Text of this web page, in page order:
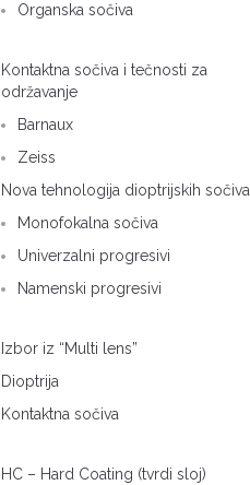
Organska sočiva
Kontaktna sočiva i tečnosti za
održavanje
Barnaux
Zeiss
Nova tehnologija dioptrijskih sočiva
Monofokalna sočiva
Univerzalni progresivi
Namenski progresivi
Izbor iz “Multi lens”
Dioptrija
Kontaktna sočiva
HC – Hard Coating (tvrdi sloj)